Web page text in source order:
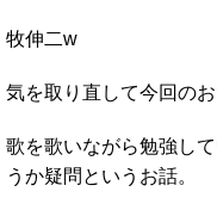
牧伸二w
気を取り直して今回の
歌を歌いながら勉強し
うか疑問というお話。